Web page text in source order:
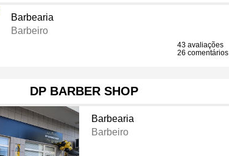
Barbearia
Barbeiro
43 avaliações
26 comentários
DP BARBER SHOP
Barbearia
Barbeiro